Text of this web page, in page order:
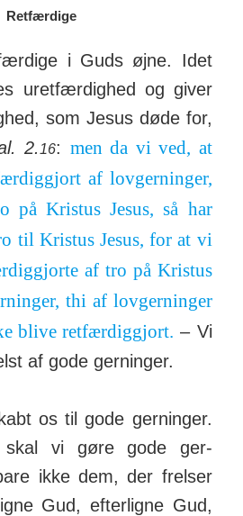
Retfærdige
i Guds øjne. Idet
uret­fær­dighed og giver
som Jesus døde for,
2. 16: men da vi ved, at
af lov­gerninger,
på Kristus Jesus, så har
til Kristus Jesus, for at vi
af tro på Kristus
thi af lov­ger­ninger
blive ret­fær­dig­gjort. – Vi
af gode ger­ninger.
os til gode ger­ninger.
skal vi gøre gode ger­
ikke dem, der frelser
Gud, efter­ligne Gud,